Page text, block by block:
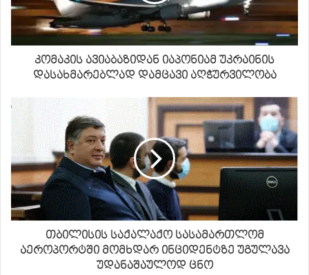
კომაკის ავიაბაზიდან იაპონიამ უკრაინის
დასახმარებლად დამცავი აღჭურვილობა
თბილისის საქალაქო სასამართლომ
აეროპორტში მომხდარ ინციდენტზე უგულავა
უდანაშაულოდ ცნო